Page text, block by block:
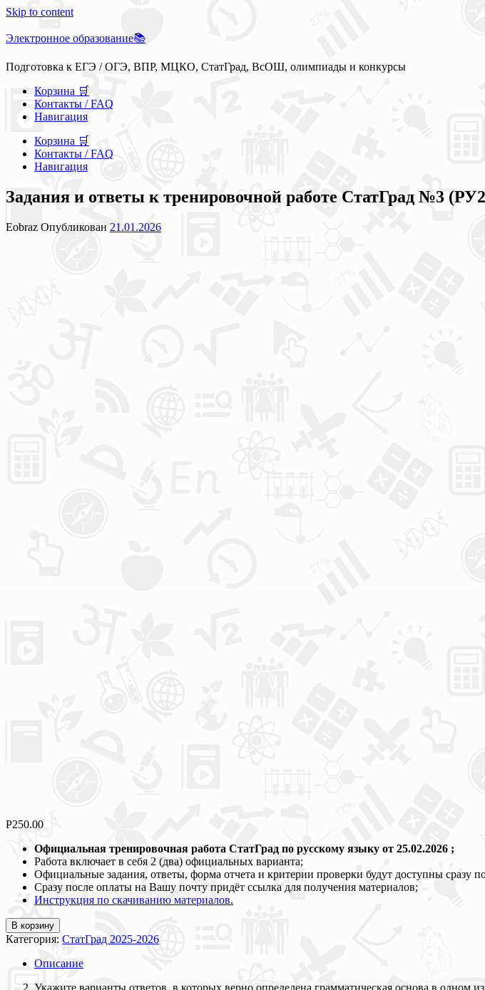
Skip to content
Электронное образование📚
Подготовка к ЕГЭ / ОГЭ, ВПР, МЦКО, СтатГрад, ВсОШ, олимпиады и конкурсы
Корзина 🛒
Контакты / FAQ
Навигация
Корзина 🛒
Контакты / FAQ
Навигация
Задания и ответы к тренировочной работе СтатГрад №3
Eobraz Опубликован 21.01.2026
Р250.00
Официальная тренировочная работа СтатГрад по русскому языку от 25.02.2026 ;
Работа включает в себя 2 (два) официальных варианта;
Официальные задания, ответы, форма отчета и критерии проверки будут доступны сразу
Сразу после оплаты на Вашу почту придёт ссылка для получения материалов;
Инструкция по скачиванию материалов.
В корзину
Категория: СтатГрад 2025-2026
Описание
Укажите варианты ответов, в которых верно определена грамматическая основа в